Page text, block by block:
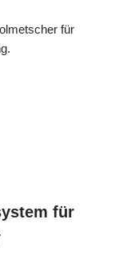
für
für